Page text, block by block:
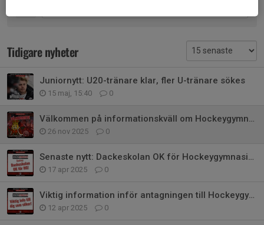
Tidigare nyheter
Juniornytt: U20-tränare klar, fler U-tränare sökes
15 maj, 15:40 0
Välkommen på informationskväll om Hockeygymnasium!
26 nov 2025 0
Senaste nytt: Dackeskolan OK för Hockeygymnasiet!
17 apr 2025 0
Viktig information inför antagningen till Hockeygymnasiet!
12 apr 2025 0